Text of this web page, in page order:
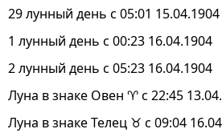
29 лунный день с 05:01 15.04.1904
1 лунный день с 00:23 16.04.1904
2 лунный день с 05:23 16.04.1904
Луна в знаке Овен ♈ с 22:45
Луна в знаке Телец ♉ с 09:04